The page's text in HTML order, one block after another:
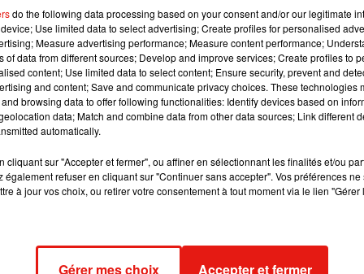
au boulot, les feuilles qui tombent, la pluie, tout ça...
à son plus haut niveau. En conséquence, les hommes
même que durant l'automne les hommes trouveraient
le fait qu'elles n'arborent plus de bikinis, de mini-jupes ou
que les couches de vêtements que l'on superpose pendant
ce qui rendrait tout naturellementles hommes
est la saison idéale pour faire l'amour, c'est quela
peu plus de chaleuretdonc de passer sous la couette
une université de HongKong,on apprend d'ailleurs que
do the following data processing based on your consent and/or our legitimate
Use limited data to select advertising; Create profiles for personalised
Measure advertising performance; Measure content performance;
of data from different sources; Develop and improve services; Create profiles to
content; Use limited data to select content; Ensure security, prevent and
and content; Save and communicate privacy choices. These technologies
browsing data to offer following functionalities: Identify devices based on
data; Match and combine data from other data sources; Link different
automatically.
cliquant sur "Accepter et fermer", ou affiner en sélectionnant les finalités et/ou
également refuser en cliquant sur "Continuer sans accepter". Vos préférences
à jour vos choix, ou retirer votre consentement à tout moment via le lien
Gérer mes choix Accepter et fermer